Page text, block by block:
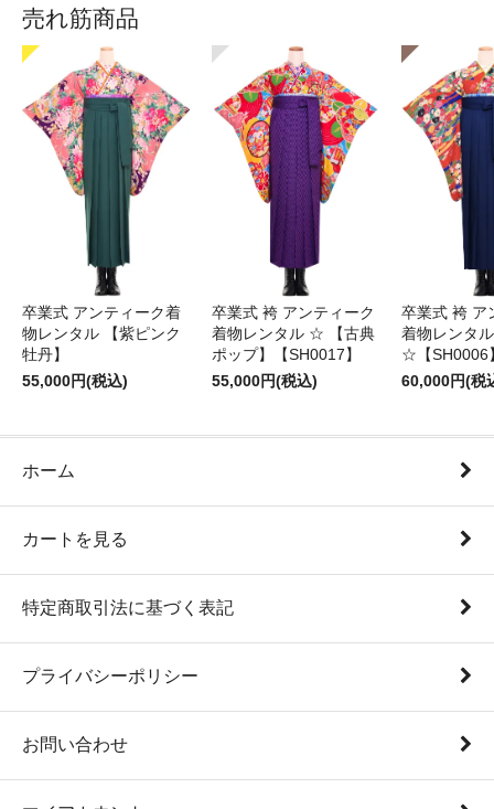
売れ筋商品
卒業式 アンティーク着
物レンタル 【紫ピンク
牡丹】
55,000円(税込)
卒業式 袴 アンティーク
着物レンタル ☆ 【古典
ポップ】【SH0017】
55,000円(税込)
卒業式 袴 ア
着物レンタル
☆【SH0006
60,000円(税
ホーム
カートを見る
特定商取引法に基づく表記
プライバシーポリシー
お問い合わせ